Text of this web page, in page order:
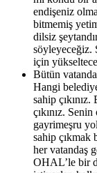
endişeniz
bitmemiş
dilsiz
söyleyeceğiz.
için
Bütün
Hangi
sahip
çıkınız.
gayrimeşru
sahip çıkmak
her vatandaş
OHAL’le bir